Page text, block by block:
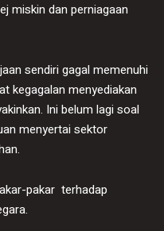
miskin dan perniagaan
sendiri gagal memenuhi
kegagalan menyediakan
Ini belum lagi soal
menyertai sektor
pakar terhadap